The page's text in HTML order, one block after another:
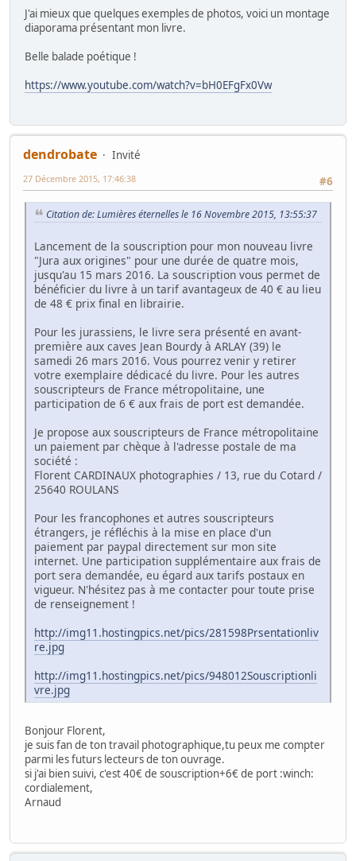
J'ai mieux que quelques exemples de photos, voici un montage
diaporama présentant mon livre.
Belle balade poétique !
https://www.youtube.com/watch?v=bH0EFgFx0Vw
dendrobate
Invité
#6
27 Décembre 2015, 17:46:38
Citation de: Lumières éternelles le 16 Novembre 2015, 13:55:37
Lancement de la souscription pour mon nouveau livre
"Jura aux origines" pour une durée de quatre mois,
jusqu'au 15 mars 2016. La souscription vous permet de
bénéficier du livre à un tarif avantageux de 40 € au lieu
de 48 € prix final en librairie.
Pour les jurassiens, le livre sera présenté en avant-
première aux caves Jean Bourdy à ARLAY (39) le
samedi 26 mars 2016. Vous pourrez venir y retirer
votre exemplaire dédicacé du livre. Pour les autres
souscripteurs de France métropolitaine, une
participation de 6 € aux frais de port est demandée.
Je propose aux souscripteurs de France métropolitaine
un paiement par chèque à l'adresse postale de ma
société :
Florent CARDINAUX photographies / 13, rue du Cotard /
25640 ROULANS
Pour les francophones et autres souscripteurs
étrangers, je réfléchis à la mise en place d'un
paiement par paypal directement sur mon site
internet. Une participation supplémentaire aux frais de
port sera demandée, eu égard aux tarifs postaux en
vigueur. N'hésitez pas à me contacter pour toute prise
de renseignement !
http://img11.hostingpics.net/pics/281598Prsentationliv
re.jpg
http://img11.hostingpics.net/pics/948012Souscriptionli
vre.jpg
Bonjour Florent,
je suis fan de ton travail photographique,tu peux me compter
parmi les futurs lecteurs de ton ouvrage.
si j'ai bien suivi, c'est 40€ de souscription+6€ de port :winch:
cordialement,
Arnaud